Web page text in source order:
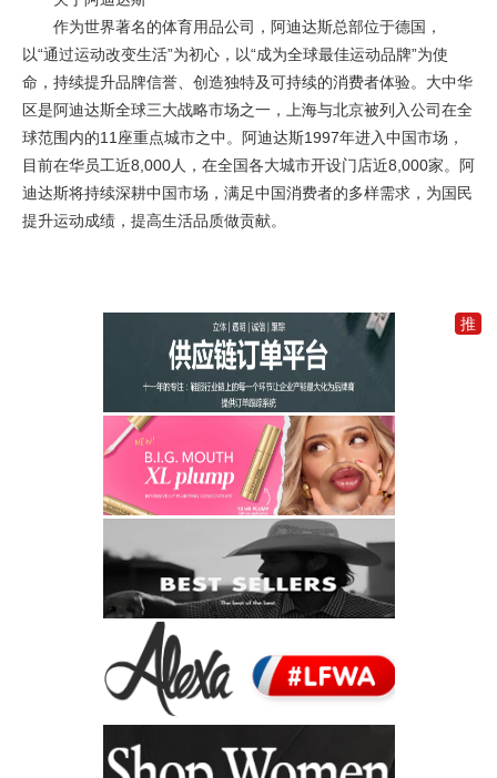
作为世界著名的体育用品公司，阿迪达斯总部位于德国，
以“通过运动改变生活”为初心，以“成为全球最佳运动品牌”为使
命，持续提升品牌信誉、创造独特及可持续的消费者体验。大中华
区是阿迪达斯全球三大战略市场之一，上海与北京被列入公司在全
球范围内的11座重点城市之中。阿迪达斯1997年进入中国市场，
目前在华员工近8,000人，在全国各大城市开设门店近8,000家。阿
迪达斯将持续深耕中国市场，满足中国消费者的多样需求，为国民
提升运动成绩，提高生活品质做贡献。
推